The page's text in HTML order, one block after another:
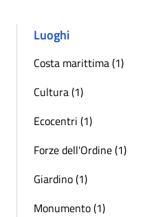
Luoghi
Costa marittima (1)
Cultura (1)
Ecocentri (1)
Forze dell'Ordine (1)
Giardino (1)
Monumento (1)